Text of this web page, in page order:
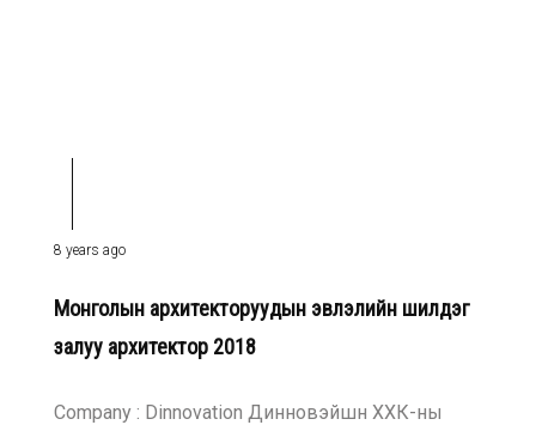
8 years ago
Монголын архитекторуудын эвлэлийн шилдэг
залуу архитектор 2018
Company : Dinnovation Динновэйшн ХХК-ны